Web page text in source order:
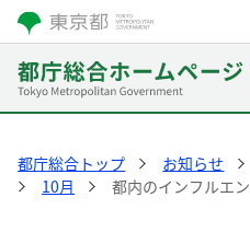
都庁総合トップ お知らせ
10月
都内のインフルエ